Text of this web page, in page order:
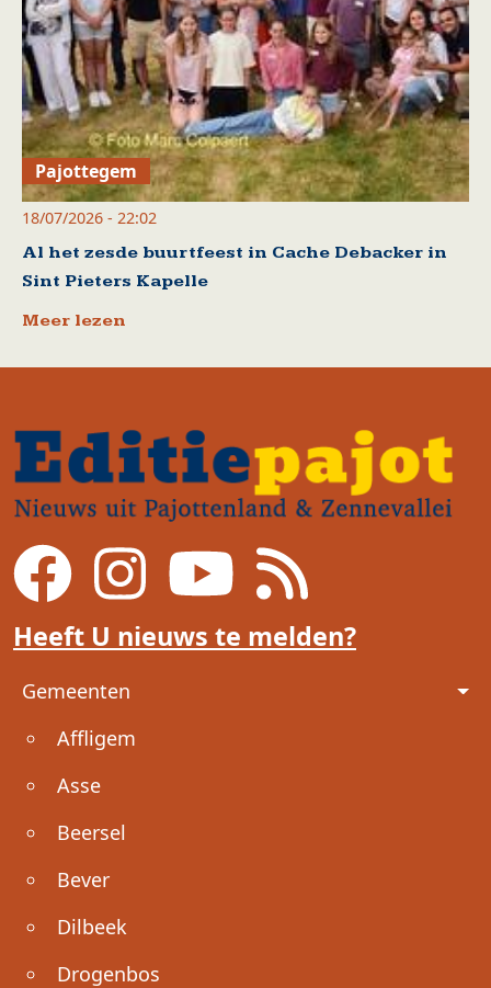
Pajottegem
18/07/2026 - 22:02
Al het zesde buurtfeest in Cache Debacker in
Sint Pieters Kapelle
Meer lezen
Heeft U nieuws te melden?
Voet
Gemeenten
Affligem
Asse
Beersel
Bever
Dilbeek
Drogenbos